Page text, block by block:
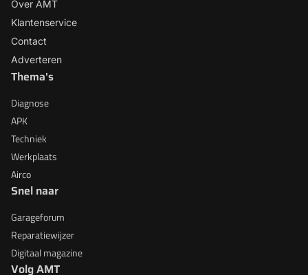
Over AMT
Klantenservice
Contact
Adverteren
Thema's
Diagnose
APK
Techniek
Werkplaats
Airco
Snel naar
Garageforum
Reparatiewijzer
Digitaal magazine
Volg AMT